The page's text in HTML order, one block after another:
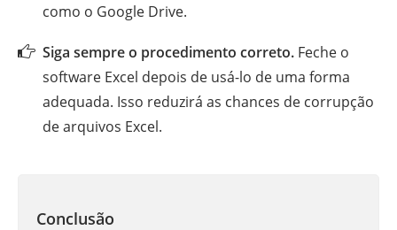
como o Google Drive.
Siga sempre o procedimento correto. Feche o
software Excel depois de usá-lo de uma forma
adequada. Isso reduzirá as chances de corrupção
de arquivos Excel.
Conclusão